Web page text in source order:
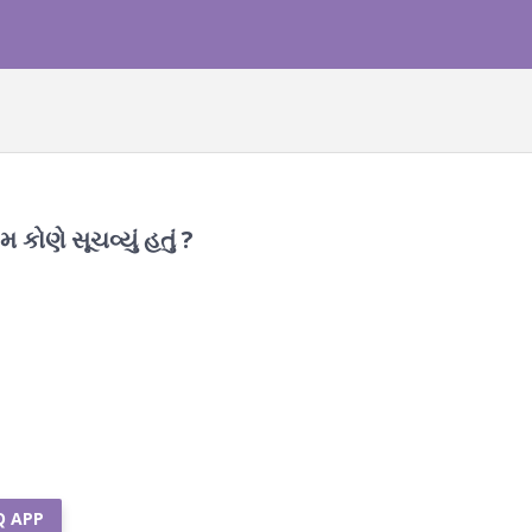
કોણે સૂચવ્યું હતું ?
APP